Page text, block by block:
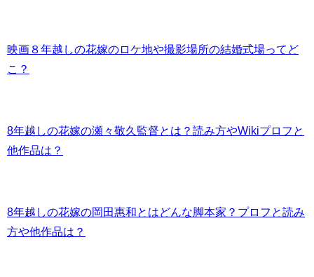
映画８年越しの花嫁のロケ地や撮影場所の結婚式場ってど
こ？
8年越しの花嫁の瀬々敬久監督とは？読み方やWikiプロフと
他作品は？
8年越しの花嫁の岡田惠和とはどんな脚本家？プロフと読み
方や他作品は？